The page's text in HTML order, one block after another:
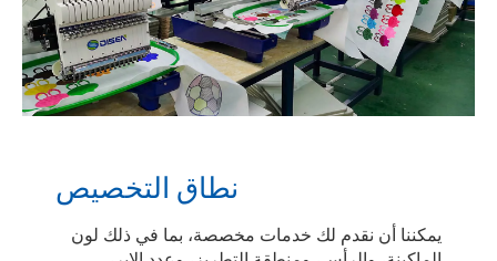
نطاق التخصيص
يمكننا أن نقدم لك خدمات مخصصة، بما في ذلك لون